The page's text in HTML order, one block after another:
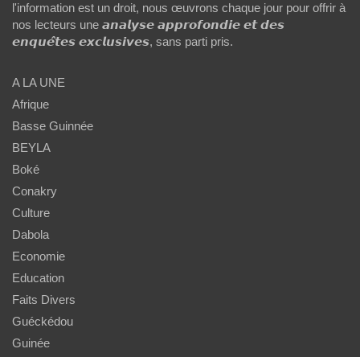
l'information est un droit, nous œuvrons chaque jour pour offrir à
nos lecteurs une 𝙖𝙣𝙖𝙡𝙮𝙨𝙚 𝙖𝙥𝙥𝙧𝙤𝙛𝙤𝙣𝙙𝙞𝙚 𝙚𝙩 𝙙𝙚𝙨
𝙚𝙣𝙦𝙪𝙚̂𝙩𝙚𝙨 𝙚𝙭𝙘𝙡𝙪𝙨𝙞𝙫𝙚𝙨, sans parti pris.
A LA UNE
Afrique
Basse Guinnée
BEYLA
Boké
Conakry
Culture
Dabola
Economie
Education
Faits Divers
Guéckédou
Guinée